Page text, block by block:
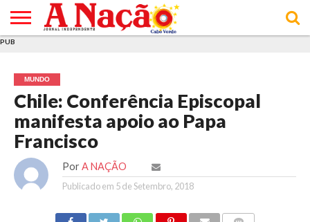
E DE
COOKIES
DE
UTILIZAÇÃO
PUB
MUNDO
Chile: Conferência Episcopal
manifesta apoio ao Papa
Francisco
Por A NAÇÃO
Publicado em 5 de Setembro, 2018